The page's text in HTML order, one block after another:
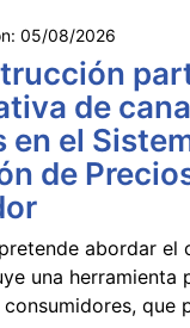
05/08/2026
de
en el
de
abordar el
una herramienta
que